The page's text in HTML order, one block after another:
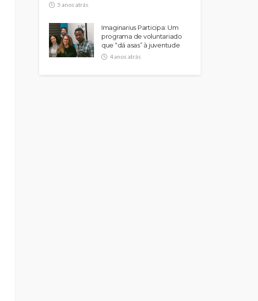
5 anos atrás
Imaginarius Participa: Um
programa de voluntariado
que “dá asas” à juventude
4 anos atrás